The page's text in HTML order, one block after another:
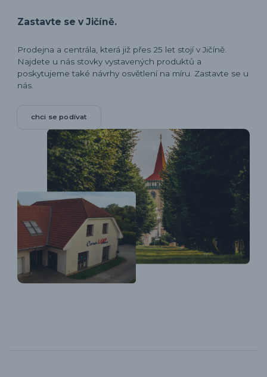
Zastavte se v Jičíně.
Prodejna a centrála, která již přes 25 let stojí v Jičíně.
Najdete u nás stovky vystavených produktů a
poskytujeme také návrhy osvětlení na míru. Zastavte se u
nás.
chci se podívat